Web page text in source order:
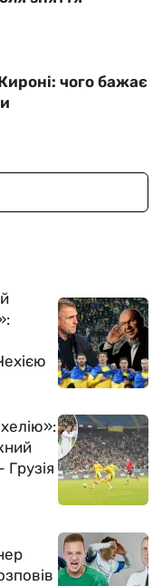
чого бажає
Грузія